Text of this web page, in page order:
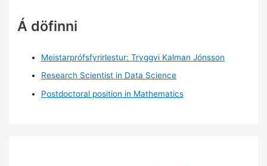
Á döfinni
Meistarprófsfyrirlestur: Tryggvi Kalman Jónsson
Research Scientist in Data Science
Postdoctoral position in Mathematics